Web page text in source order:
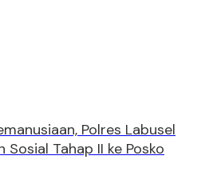
Polres Labusel
Tahap II ke Posko